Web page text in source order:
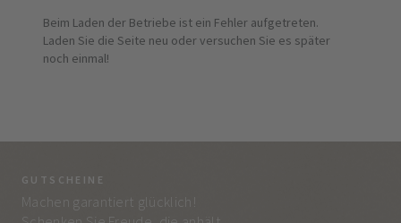
Beim Laden der Betriebe ist ein Fehler aufgetreten.
Laden Sie die Seite neu oder versuchen Sie es später
noch einmal!
GUTSCHEINE
Machen garantiert glücklich!